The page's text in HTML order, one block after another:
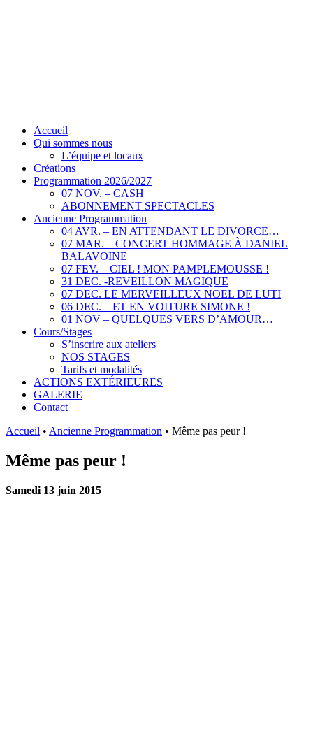
Accueil
Qui sommes nous
L’équipe et locaux
Créations
Programmation 2026/2027
07 NOV. – CASH
ABONNEMENT SPECTACLES
Ancienne Programmation
04 AVR. – EN ATTENDANT LE DIVORCE…
07 MAR. – CONCERT HOMMAGE À DANIEL
BALAVOINE
07 FEV. – CIEL ! MON PAMPLEMOUSSE !
31 DEC. -REVEILLON MAGIQUE
07 DEC. LE MERVEILLEUX NOEL DE LUTI
06 DEC. – ET EN VOITURE SIMONE !
01 NOV – QUELQUES VERS D’AMOUR…
Cours/Stages
S’inscrire aux ateliers
NOS STAGES
Tarifs et modalités
ACTIONS EXTÉRIEURES
GALERIE
Contact
Accueil • Ancienne Programmation • Même pas peur !
Même pas peur !
Samedi 13 juin 2015